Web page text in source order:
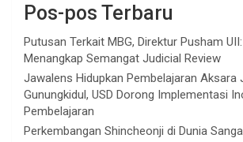
Pos-pos Terbaru
Putusan Terkait MBG, Direktur Pusham
Menangkap Semangat Judicial Review
Jawalens Hidupkan Pembelajaran Aksara
Gunungkidul, USD Dorong Implementasi
Pembelajaran
Perkembangan Shincheonji di Dunia